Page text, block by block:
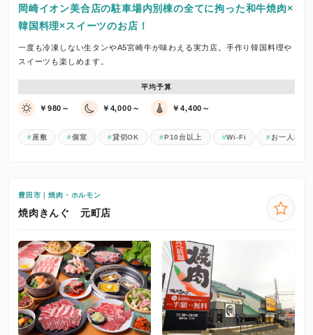
岡崎イオン美合店の駐車場内別棟の全てに拘った和牛焼肉×
韓国料理×スイーツのお店！
一度も冷凍しない生タンやA5宮崎牛が味わえる実力店。手作り韓国料理や
スイーツも楽しめます。
平均予算
￥980～ ￥4,000～ ￥4,400～
座敷 個室 貸切OK P10台以上 Wi-Fi お一人様歓
豊田市｜焼肉・ホルモン
焼肉きんぐ 元町店